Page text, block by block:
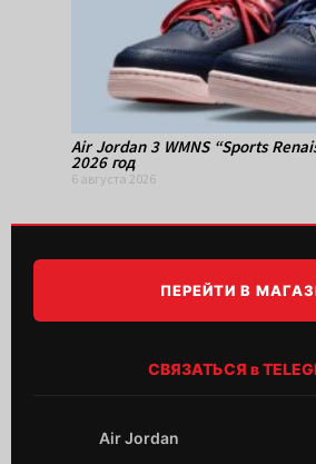
Air Jordan 3 WMNS “Sports
2026 год
6 августа 2026
ПЕРЕЙТИ В
СВЯЗАТЬСЯ в
Air Jordan